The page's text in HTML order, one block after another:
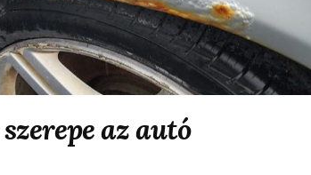
az autó